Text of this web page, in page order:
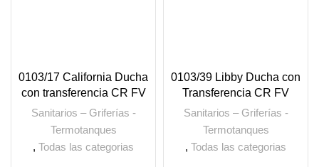
0103/17 California Ducha
con transferencia CR FV
Sanitarios – Griferías -
Termotanques
, Todas las categorias
0103/39 Libby Ducha con
Transferencia CR FV
Sanitarios – Griferías -
Termotanques
, Todas las categorias